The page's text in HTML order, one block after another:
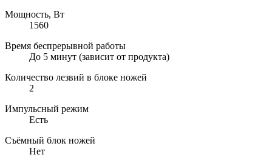
Мощность, Вт
1560
Время беспрерывной работы
До 5 минут (зависит от продукта)
Количество лезвий в блоке ножей
2
Импульсный режим
Есть
Съёмный блок ножей
Нет